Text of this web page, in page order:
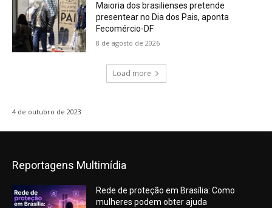
Maioria dos brasilienses pretende
presentear no Dia dos Pais, aponta
Fecomércio-DF
8 de agosto de 2026
Load more
4 de outubro de 2023
Reportagens Multimídia
Rede de proteção em Brasília: Como
mulheres podem obter ajuda